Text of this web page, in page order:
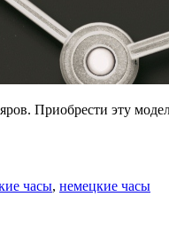
Приобрести эту
часы, немецкие часы